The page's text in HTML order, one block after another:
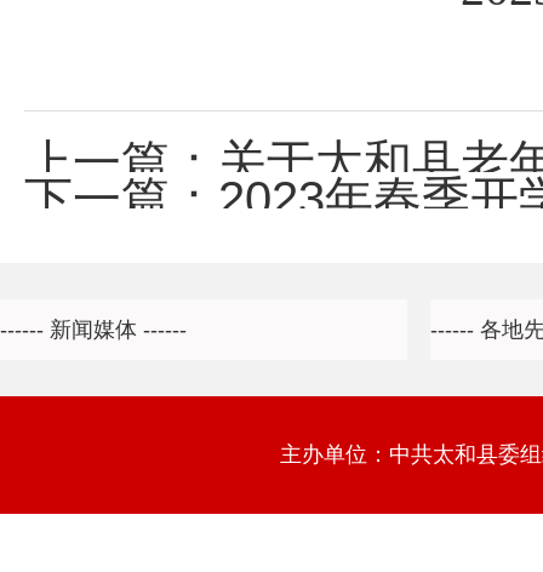
上一篇： 关于太和县老年
下一篇： 2023年春季开
主办单位：中共太和县委